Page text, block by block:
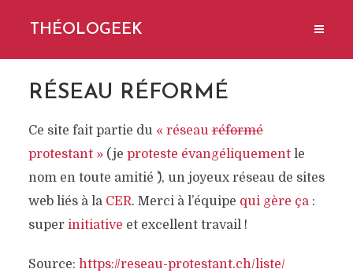
THÉOLOGEEK
RÉSEAU RÉFORMÉ
Ce site fait partie du « réseauréformé
protestant »(je proteste évangéliquementle
nom en toute amitié ^^), un joyeux réseau de sites
web liés à la CER. Merci à l’équipe qui gère ça:
super initiative et excellent travail !
Source: https://reseau-protestant.ch/liste/